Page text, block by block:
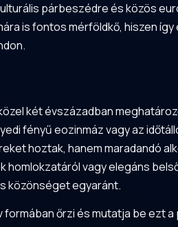
párbeszédre és közös
is fontos mérföldkő, hiszen
két évszázadban
fényű eozinmáz vagy az
hoztak, hanem maradandó
vagy elegáns
közönséget egyaránt.
őrzi és mutatja be ezt